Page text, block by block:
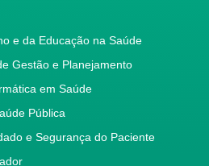
e da Educação na Saúde
Gestão e Planejamento
em Saúde
Pública
e Segurança do Paciente